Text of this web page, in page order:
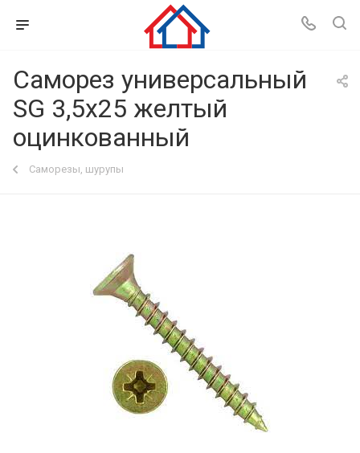
Саморез универсальный
SG 3,5x25 желтый
оцинкованный
Саморезы, шурупы